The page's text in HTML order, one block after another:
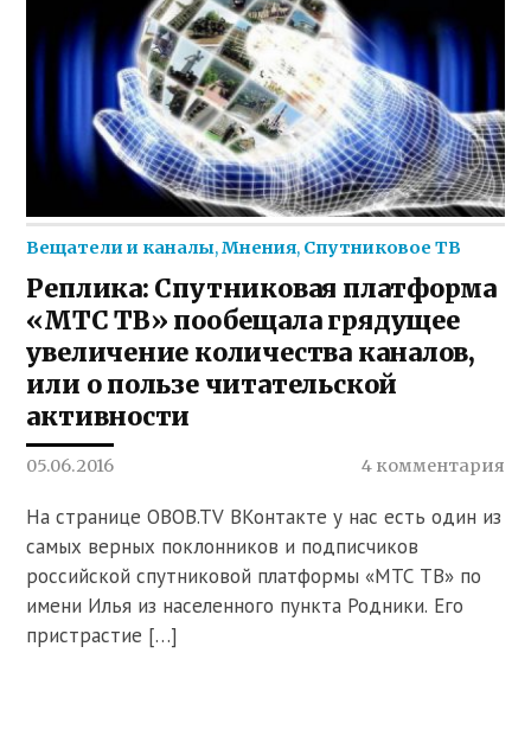
Вещатели и каналы,Мнения, Спутниковое ТВ
Реплика: Спутниковая платформа
«МТС ТВ» пообещала грядущее
увеличение количества каналов,
или о пользе читательской
активности
05.06.2016 4 комментария
На странице OBOB.TV ВКонтакте у нас есть один из
самых верных поклонников и подписчиков
российской спутниковой платформы «МТС ТВ» по
имени Илья из населенного пункта Родники. Его
пристрастие […]